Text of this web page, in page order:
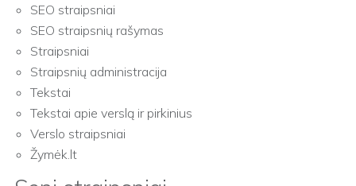
SEO straipsniai
SEO straipsnių rašymas
Straipsniai
Straipsnių administracija
Tekstai
Tekstai apie verslą ir pirkinius
Verslo straipsniai
Žymėk.lt